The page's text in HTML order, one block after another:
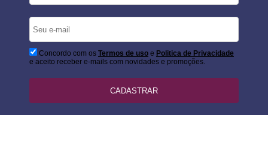
Concordo com os Termos de usoe Politica de Privacidade
e aceito receber e-mails com novidades e promoções.
CADASTRAR